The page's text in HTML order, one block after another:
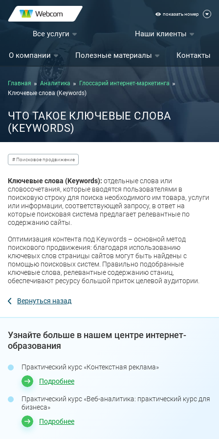
показать номер
Все услуги Наши клиенты
О компании Полезные материалы Контакты
Главная Аналитика
Глоссарий интернет-маркетинга
Ключевые слова (Keywords)
ЧТО ТАКОЕ КЛЮЧЕВЫЕ СЛОВА
(KEYWORDS)
# Поисковое продвижение
Ключевые слова (Keywords): отдельные слова или
словосочетания, которые вводятся пользователями в
поисковую строку для поиска необходимого им товара, услуги
или информации, соответствующей запросу, в ответ на
которые поисковая система предлагает релевантные по
содержанию сайты.
Оптимизация контента под Keywords – основной метод
поискового продвижения: благодаря использованию
ключевых слов страницы сайтов могут быть найдены с
помощью поисковых систем. Правильно подобранные
ключевые слова, релевантные содержанию станиц,
обеспечивают ресурсу большой приток целевой аудитории.
Вернуться назад
Узнайте больше в нашем центре интернет-
образования
Практический курс «Контекстная реклама»
Подробнее
Практический курс «Веб-аналитика: практический курс для
бизнеса»
Подробнее